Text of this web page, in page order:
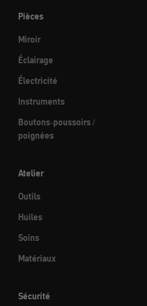
Pièces
Miroir
Éclairage
Électricité
Instruments
Boutons-poussoirs /
poignées
Atelier
Outils
Huiles
Soins
Matériaux
Sécurité